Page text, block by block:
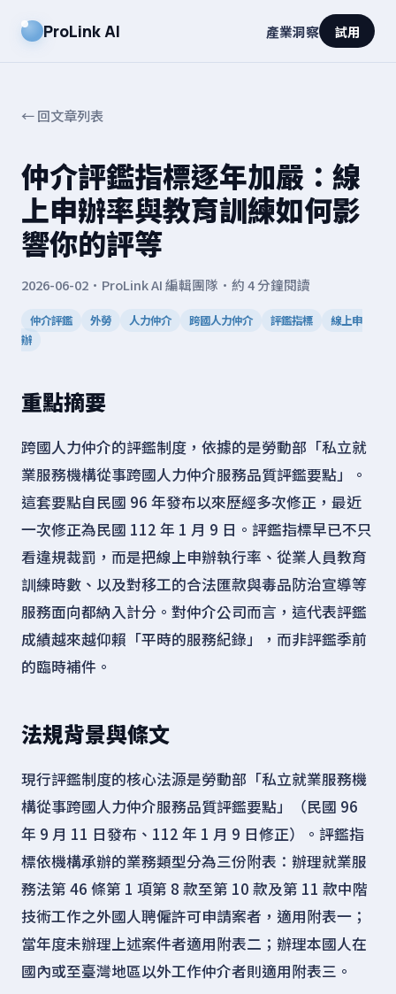
ProLink AI 產業洞察 試用
← 回文章列表
仲介評鑑指標逐年加嚴：線
上申辦率與教育訓練如何影
響你的評等
2026-06-02 · ProLink AI 編輯團隊 · 約 4 分鐘閱讀
仲介評鑑 外勞 人力仲介 跨國人力仲介 評鑑指標
線上申
辦
重點摘要
跨國人力仲介的評鑑制度，依據的是勞動部「私立就
業服務機構從事跨國人力仲介服務品質評鑑要點」。
這套要點自民國 96 年發布以來歷經多次修正，最近
一次修正為民國 112 年 1 月 9 日。評鑑指標早已不只
看違規裁罰，而是把線上申辦執行率、從業人員教育
訓練時數、以及對移工的合法匯款與毒品防治宣導等
服務面向都納入計分。對仲介公司而言，這代表評鑑
成績越來越仰賴「平時的服務紀錄」，而非評鑑季前
的臨時補件。
法規背景與條文
現行評鑑制度的核心法源是勞動部「私立就業服務機
構從事跨國人力仲介服務品質評鑑要點」（民國 96
年 9 月 11 日發布、112 年 1 月 9 日修正）。評鑑指
標依機構承辦的業務類型分為三份附表：辦理就業服
務法第 46 條第 1 項第 8 款至第 10 款及第 11 款中階
技術工作之外國人聘僱許可申請案者，適用附表一；
當年度未辦理上述案件者適用附表二；辦理本國人在
國內或至臺灣地區以外工作仲介者則適用附表三。